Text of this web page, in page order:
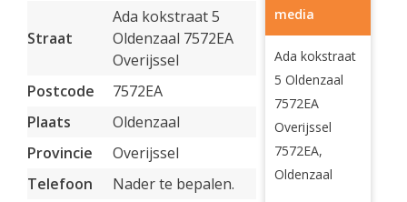
Straat
Ada kokstraat 5
Oldenzaal 7572EA
Overijssel
Postcode
7572EA
Plaats
Oldenzaal
Provincie
Overijssel
Telefoon
Nader te bepalen.
media
Ada kokstraat
5 Oldenzaal
7572EA
Overijssel
7572EA,
Oldenzaal